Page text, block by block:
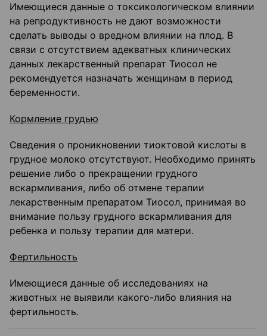
Имеющиеся данные о токсикологическом влиянии
на репродуктивность не дают возможности
сделать выводы о вредном влиянии на плод. В
связи с отсутствием адекватных клинических
данных лекарственный препарат Тиосол не
рекомендуется назначать женщинам в период
беременности.
Кормление грудью
Сведения о проникновении тиоктовой кислоты в
грудное молоко отсутствуют. Необходимо принять
решение либо о прекращении грудного
вскармливания, либо об отмене терапии
лекарственным препаратом Тиосол, принимая во
внимание пользу грудного вскармливания для
ребенка и пользу терапии для матери.
Фертильность
Имеющиеся данные об исследованиях на
животных не выявили какого-либо влияния на
фертильность.